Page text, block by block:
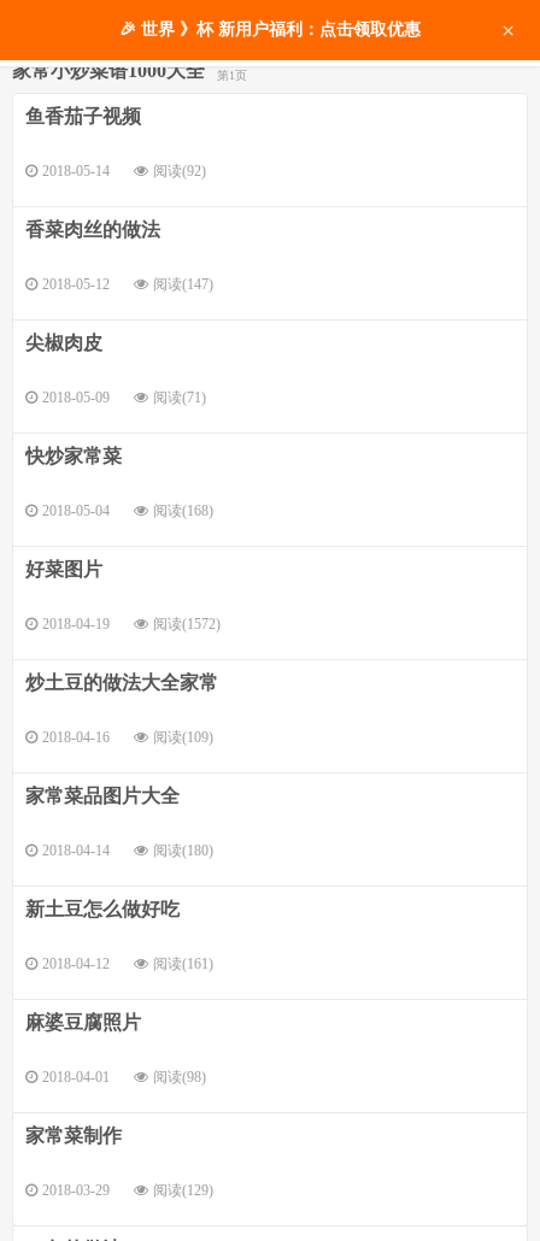
家常小炒菜谱1000大全 第1页
鱼香茄子视频
2018-05-14 阅读(92)
香菜肉丝的做法
2018-05-12 阅读(147)
尖椒肉皮
2018-05-09 阅读(71)
快炒家常菜
2018-05-04 阅读(168)
好菜图片
2018-04-19 阅读(1572)
炒土豆的做法大全家常
2018-04-16 阅读(109)
家常菜品图片大全
2018-04-14 阅读(180)
新土豆怎么做好吃
2018-04-12 阅读(161)
麻婆豆腐照片
2018-04-01 阅读(98)
家常菜制作
2018-03-29 阅读(129)
🎉 世界 》杯 新用户福利：点击领取优惠 ×